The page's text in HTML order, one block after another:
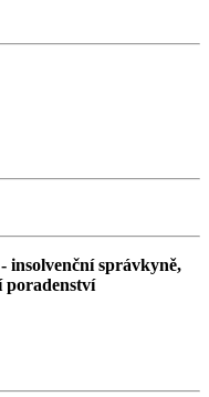
správkyně,
poradenství